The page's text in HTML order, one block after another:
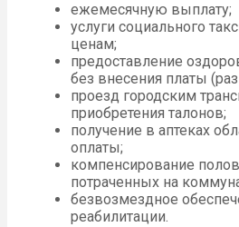
ежемесячную выплату;
услуги социального
ценам;
предоставление
без внесения платы
проезд городским
приобретения талонов;
получение в аптеках
оплаты;
компенсирование
потраченных на
безвозмездное
реабилитации.